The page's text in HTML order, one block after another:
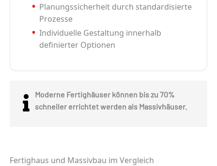
Planungssicherheit durch standardisierte
Prozesse
Individuelle Gestaltung innerhalb
definierter Optionen
Moderne Fertighäuser können bis zu 70%
schneller errichtet werden als Massivhäuser.
Fertighaus und Massivbau im Vergleich